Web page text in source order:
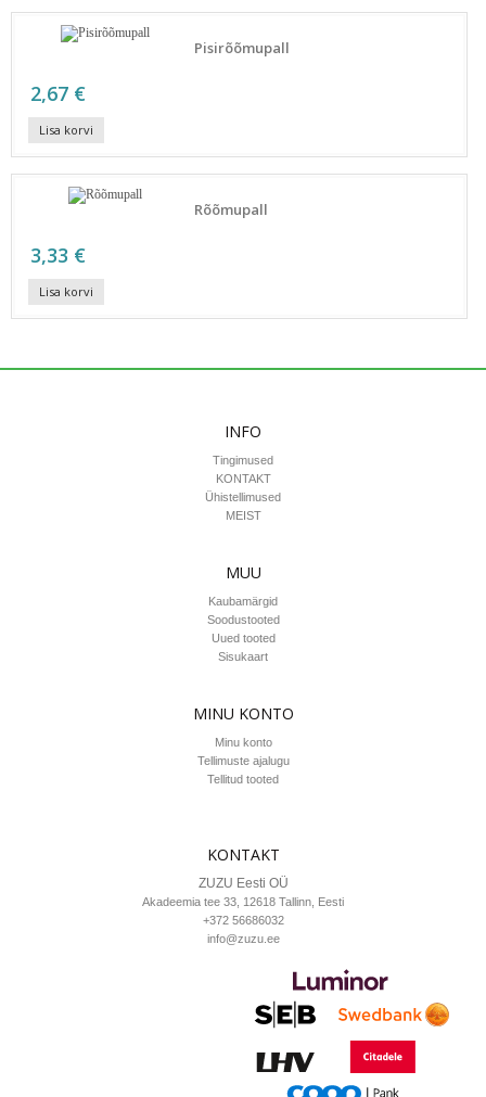
Pisirõõmupall
2,67 €
Lisa korvi
Rõõmupall
3,33 €
Lisa korvi
INFO
Tingimused
KONTAKT
Ühistellimused
MEIST
MUU
Kaubamärgid
Soodustooted
Uued tooted
Sisukaart
MINU KONTO
Minu konto
Tellimuste ajalugu
Tellitud tooted
KONTAKT
ZUZU Eesti OÜ
Akadeemia tee 33, 12618 Tallinn , Eesti
+372 56686032
info@zuzu.ee